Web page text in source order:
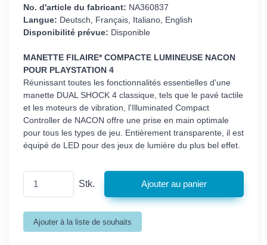
No. d'article du fabricant: NA360837
Langue: Deutsch, Français, Italiano, English
Disponibilité prévue: Disponible
MANETTE FILAIRE* COMPACTE LUMINEUSE NACON
POUR PLAYSTATION 4
Réunissant toutes les fonctionnalités essentielles d'une
manette DUAL SHOCK 4 classique, tels que le pavé tactile
et les moteurs de vibration, l'Illuminated Compact
Controller de NACON offre une prise en main optimale
pour tous les types de jeu. Entièrement transparente, il est
équipé de LED pour des jeux de lumière du plus bel effet.
Stk.